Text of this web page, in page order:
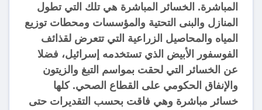
المباشرة. الخسائر المباشرة هي تلك التي تطول
المنازل والبنى التحتية والمؤسسات ومحطات توزيع
المياه والمحاصيل الزراعية التي تتعرض لقذائف
الفوسفور الأبيض الذي تستخدمه إسرائيل، فضلا
عن الخسائر التي لحقت بمواسم التبغ والزيتون
والإنفاق الحكومي على القطاع الصحي. كلها
خسائر مباشرة وهي فاقت بحسب التقديرات حتى